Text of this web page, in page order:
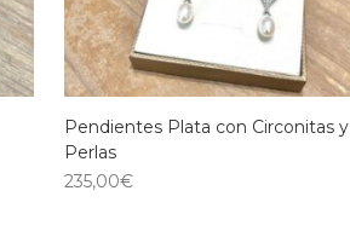
Pendientes Plata con Circonitas y
Perlas
235,00€